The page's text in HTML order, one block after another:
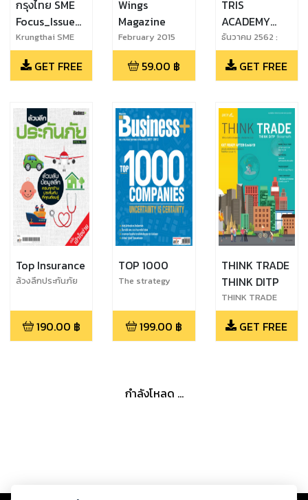
กรุงไทย SME
Focus_Issue
39_August -
October 2023
Krungthai SME
Focus_Issue
39_August -
October 2023
GET FREE
Wings
Magazine
February 2015
59.00 ฿
TRIS
ACADEMY
CLUB
MAGAZINE
ธันวาคม 2562 :
Issue 27 (ฟรี)
GET FREE
Top Insurance
ล้วงลึกประกันภัย
190.00 ฿
TOP 1000
The strategy
strategies
199.00 ฿
THINK TRADE
THINK DITP
THINK TRADE
THINK DITP
Vol.83GET FREE
กำลังโหลด ...